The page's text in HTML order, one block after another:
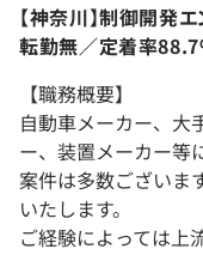
【神奈川】制御開発
転勤無／定着率
【職務概要】
自動車メーカー、大
ー、装置メーカー等
案件は多数ございま
いたします。
ご経験によっては上